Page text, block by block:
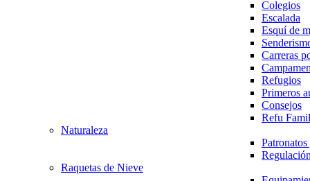
Colegios
Escalada
Esquí de
Carreras
Refugios
Primeros
Consejos
Refu
Naturaleza
Raquetas de Nieve